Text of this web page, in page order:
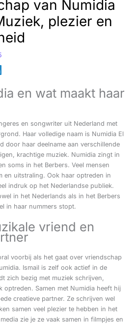
van Numidia
plezier en
en wat maakt haar
en songwriter uit Nederland met
Haar volledige naam is Numidia El
door haar deelname aan verschillende
krachtige muziek. Numidia zingt in
soms in het Berbers. Veel mensen
en uitstraling. Ook haar optreden in
indruk op het Nederlandse publiek.
in het Nederlands als in het Berbers
in haar nummers stopt.
vriend en
voorbij als het gaat over vriendschap
Ismail is zelf ook actief in de
zich bezig met muziek schrijven,
optreden. Samen met Numidia heeft hij
creatieve partner. Ze schrijven wel
samen veel plezier te hebben in het
zie je ze vaak samen in filmpjes en